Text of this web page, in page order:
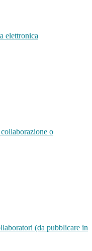
elettronica
o
(da pubblicare in